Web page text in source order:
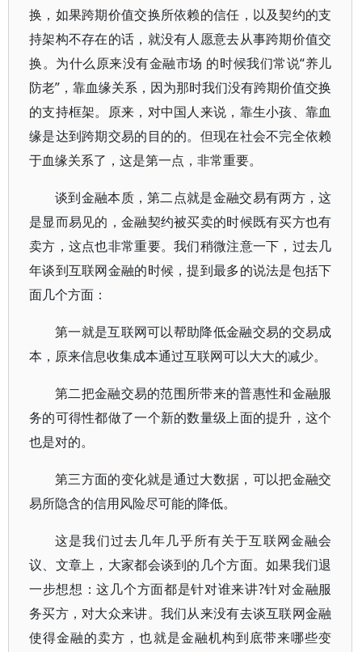
换，如果跨期价值交换所依赖的信任，以及契约的支
持架构不存在的话，就没有人愿意去从事跨期价值交
换。为什么原来没有金融市场 的时候我们常说“养儿
防老”，靠血缘关系，因为那时我们没有跨期价值交换
的支持框架。原来，对中国人来说，靠生小孩、靠血
缘是达到跨期交易的目的的。但现在社会不完全依赖
于血缘关系了，这是第一点，非常重要。
谈到金融本质，第二点就是金融交易有两方，这
是显而易见的，金融契约被买卖的时候既有买方也有
卖方，这点也非常重要。我们稍微注意一下，过去几
年谈到互联网金融的时候，提到最多的说法是包括下
面几个方面：
第一就是互联网可以帮助降低金融交易的交易成
本，原来信息收集成本通过互联网可以大大的减少。
第二把金融交易的范围所带来的普惠性和金融服
务的可得性都做了一个新的数量级上面的提升，这个
也是对的。
第三方面的变化就是通过大数据，可以把金融交
易所隐含的信用风险尽可能的降低。
这是我们过去几年几乎所有关于互联网金融会
议、文章上，大家都会谈到的几个方面。如果我们退
一步想想：这几个方面都是针对谁来讲?针对金融服
务买方，对大众来讲。我们从来没有去谈互联网金融
使得金融的卖方，也就是金融机构到底带来哪些变